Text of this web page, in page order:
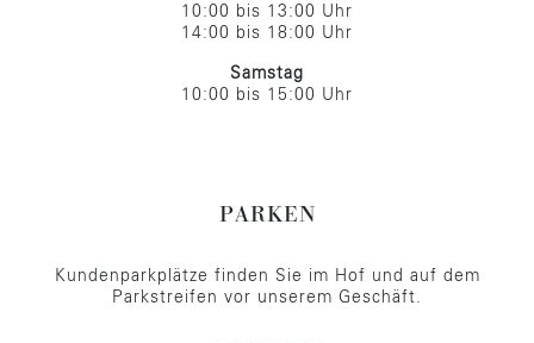
10:00 bis 13:00 Uhr
14:00 bis 18:00 Uhr
Samstag
10:00 bis 15:00 Uhr
PARKEN
Kundenparkplätze finden Sie im Hof und auf dem
Parkstreifen vor unserem Geschäft.